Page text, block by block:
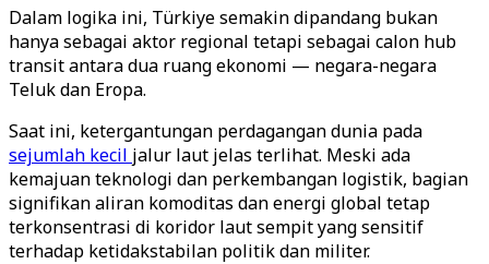
Dalam logika ini, Türkiye semakin dipandang bukan
hanya sebagai aktor regional tetapi sebagai calon hub
transit antara dua ruang ekonomi — negara-negara
Teluk dan Eropa.
Saat ini, ketergantungan perdagangan dunia pada
sejumlah kecil jalur laut jelas terlihat. Meski ada
kemajuan teknologi dan perkembangan logistik, bagian
signifikan aliran komoditas dan energi global tetap
terkonsentrasi di koridor laut sempit yang sensitif
terhadap ketidakstabilan politik dan militer.